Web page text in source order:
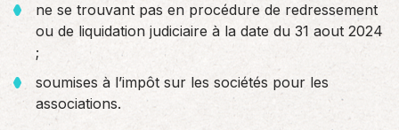
ne se trouvant pas en procédure de redressement
ou de liquidation judiciaire à la date du 31 aout 2024
;
soumises à l’impôt sur les sociétés pour les
associations.